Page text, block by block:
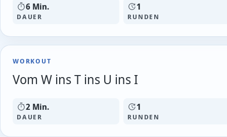
6 Min.
DAUER
1
RUNDEN
WORKOUT
Vom W ins T ins U ins I
2 Min.
DAUER
1
RUNDEN